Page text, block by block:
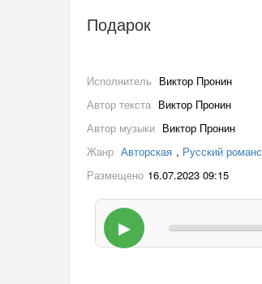
Подарок
Исполнитель Виктор Пронин
Автор текста Виктор Пронин
Автор музыки Виктор Пронин
Жанр Авторская , Русский романс
Размещено 16.07.2023 09:15
▶